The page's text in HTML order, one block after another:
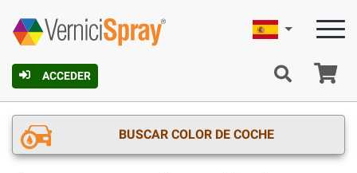
ACCEDER
Español
BUSCAR COLOR DE COCHE